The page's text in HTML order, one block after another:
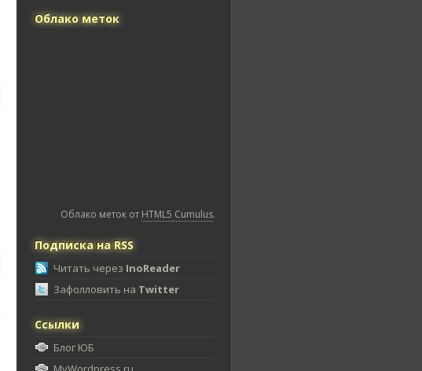
Облако меток
Облако меток от HTML5 Cumulus.
Подписка на RSS
Читать через InoReader
Зафолловить на Twitter
Ссылки
Блог ЮБ